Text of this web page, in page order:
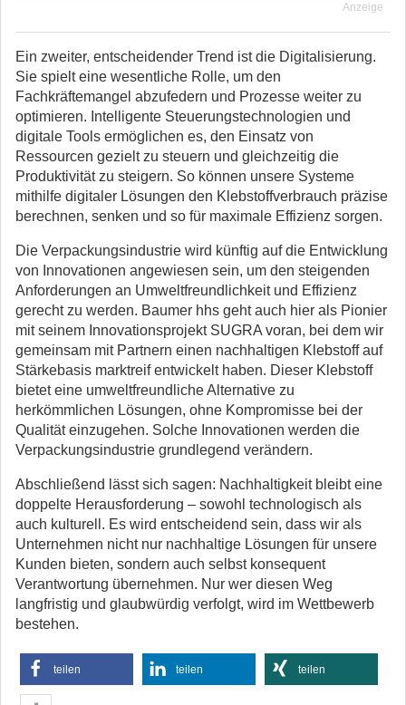
Anzeige
Ein zweiter, entscheidender Trend ist die Digitalisierung.
Sie spielt eine wesentliche Rolle, um den
Fachkräftemangel abzufedern und Prozesse weiter zu
optimieren. Intelligente Steuerungstechnologien und
digitale Tools ermöglichen es, den Einsatz von
Ressourcen gezielt zu steuern und gleichzeitig die
Produktivität zu steigern. So können unsere Systeme
mithilfe digitaler Lösungen den Klebstoffverbrauch präzise
berechnen, senken und so für maximale Effizienz sorgen.
Die Verpackungsindustrie wird künftig auf die Entwicklung
von Innovationen angewiesen sein, um den steigenden
Anforderungen an Umweltfreundlichkeit und Effizienz
gerecht zu werden. Baumer hhs geht auch hier als Pionier
mit seinem Innovationsprojekt SUGRA voran, bei dem wir
gemeinsam mit Partnern einen nachhaltigen Klebstoff auf
Stärkebasis marktreif entwickelt haben. Dieser Klebstoff
bietet eine umweltfreundliche Alternative zu
herkömmlichen Lösungen, ohne Kompromisse bei der
Qualität einzugehen. Solche Innovationen werden die
Verpackungsindustrie grundlegend verändern.
Abschließend lässt sich sagen: Nachhaltigkeit bleibt eine
doppelte Herausforderung – sowohl technologisch als
auch kulturell. Es wird entscheidend sein, dass wir als
Unternehmen nicht nur nachhaltige Lösungen für unsere
Kunden bieten, sondern auch selbst konsequent
Verantwortung übernehmen. Nur wer diesen Weg
langfristig und glaubwürdig verfolgt, wird im Wettbewerb
bestehen.
teilen teilen teilen